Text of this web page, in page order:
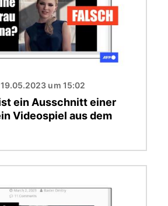
um 15:02
ein Ausschnitt einer
Videospiel aus dem